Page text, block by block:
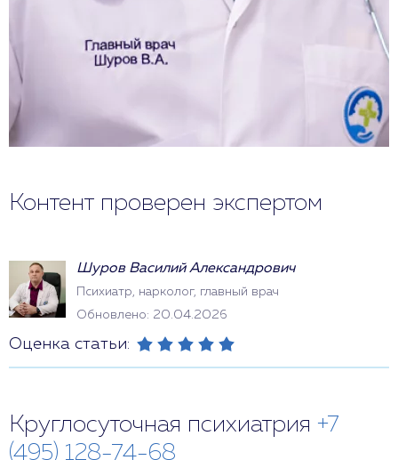
Контент проверен экспертом
Шуров Василий Александрович
Психиатр, нарколог, главный врач
Обновлено: 20.04.2026
Оценка статьи:
Круглосуточная психиатрия +7
(495) 128-74-68